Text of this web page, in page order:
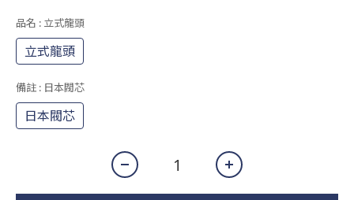
品名 : 立式龍頭
立式龍頭
備註 : 日本閥芯
日本閥芯